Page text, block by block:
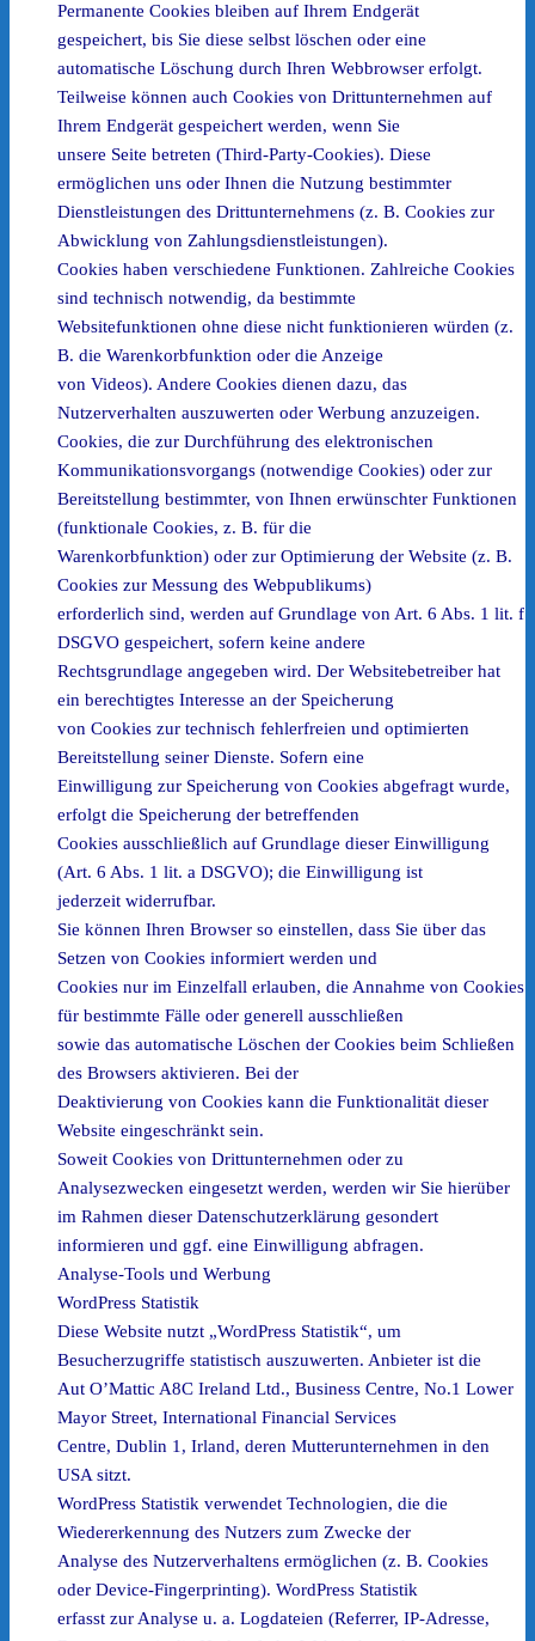
Permanente Cookies bleiben auf Ihrem Endgerät
gespeichert, bis Sie diese selbst löschen oder eine
automatische Löschung durch Ihren Webbrowser erfolgt.
Teilweise können auch Cookies von Drittunternehmen auf
Ihrem Endgerät gespeichert werden, wenn Sie
unsere Seite betreten (Third-Party-Cookies). Diese
ermöglichen uns oder Ihnen die Nutzung bestimmter
Dienstleistungen des Drittunternehmens (z. B. Cookies zur
Abwicklung von Zahlungsdienstleistungen).
Cookies haben verschiedene Funktionen. Zahlreiche Cookies
sind technisch notwendig, da bestimmte
Websitefunktionen ohne diese nicht funktionieren würden (z.
B. die Warenkorbfunktion oder die Anzeige
von Videos). Andere Cookies dienen dazu, das
Nutzerverhalten auszuwerten oder Werbung anzuzeigen.
Cookies, die zur Durchführung des elektronischen
Kommunikationsvorgangs (notwendige Cookies) oder zur
Bereitstellung bestimmter, von Ihnen erwünschter Funktionen
(funktionale Cookies, z. B. für die
Warenkorbfunktion) oder zur Optimierung der Website (z. B.
Cookies zur Messung des Webpublikums)
erforderlich sind, werden auf Grundlage von Art. 6 Abs. 1 lit. f
DSGVO gespeichert, sofern keine andere
Rechtsgrundlage angegeben wird. Der Websitebetreiber hat
ein berechtigtes Interesse an der Speicherung
von Cookies zur technisch fehlerfreien und optimierten
Bereitstellung seiner Dienste. Sofern eine
Einwilligung zur Speicherung von Cookies abgefragt wurde,
erfolgt die Speicherung der betreffenden
Cookies ausschließlich auf Grundlage dieser Einwilligung
(Art. 6 Abs. 1 lit. a DSGVO); die Einwilligung ist
jederzeit widerrufbar.
Sie können Ihren Browser so einstellen, dass Sie über das
Setzen von Cookies informiert werden und
Cookies nur im Einzelfall erlauben, die Annahme von Cookies
für bestimmte Fälle oder generell ausschließen
sowie das automatische Löschen der Cookies beim Schließen
des Browsers aktivieren. Bei der
Deaktivierung von Cookies kann die Funktionalität dieser
Website eingeschränkt sein.
Soweit Cookies von Drittunternehmen oder zu
Analysezwecken eingesetzt werden, werden wir Sie hierüber
im Rahmen dieser Datenschutzerklärung gesondert
informieren und ggf. eine Einwilligung abfragen.
Analyse-Tools und Werbung
WordPress Statistik
Diese Website nutzt „WordPress Statistik“, um
Besucherzugriffe statistisch auszuwerten. Anbieter ist die
Aut O’Mattic A8C Ireland Ltd., Business Centre, No.1 Lower
Mayor Street, International Financial Services
Centre, Dublin 1, Irland, deren Mutterunternehmen in den
USA sitzt.
WordPress Statistik verwendet Technologien, die die
Wiedererkennung des Nutzers zum Zwecke der
Analyse des Nutzerverhaltens ermöglichen (z. B. Cookies
oder Device-Fingerprinting). WordPress Statistik
erfasst zur Analyse u. a. Logdateien (Referrer, IP-Adresse,